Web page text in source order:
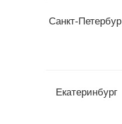
Санкт-
Екатеринбург